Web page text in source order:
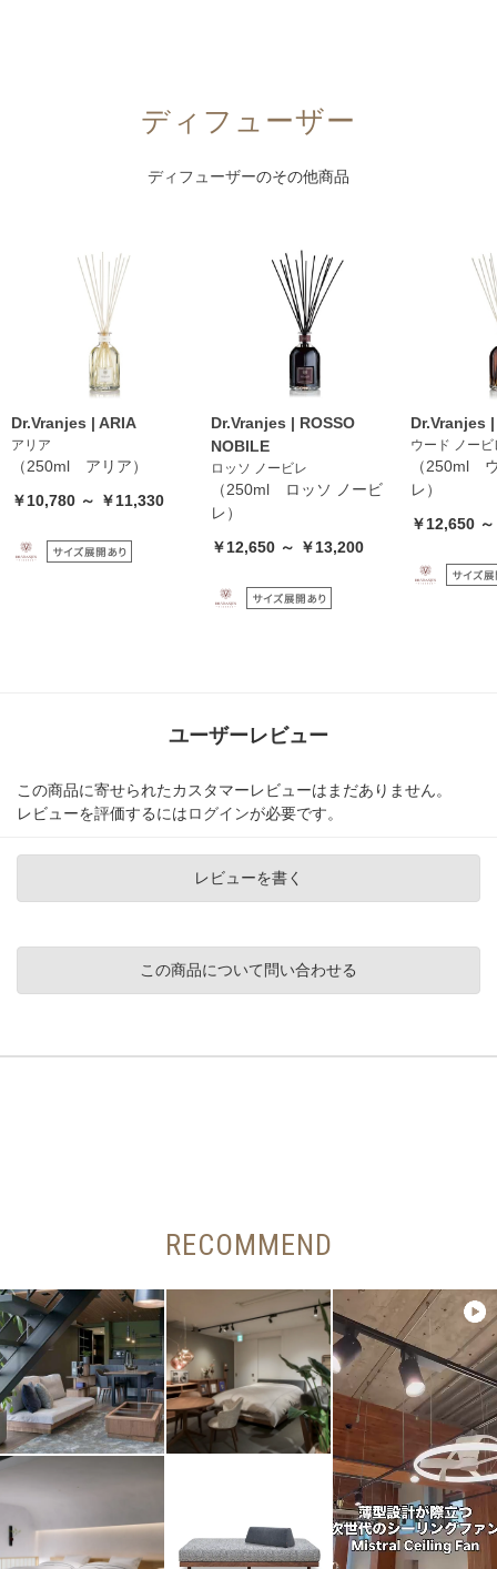
ディフューザー
ディフューザーのその他商品
Dr.Vranjes | ARIA
アリア
（250ml アリア）
￥10,780 ～ ￥11,330
Dr.Vranjes | ROSSO
NOBILE
ロッソ ノービレ
（250ml ロッソ ノービ
レ）
￥12,650 ～ ￥13,200
Dr.Vranjes
ウード ノービ
（250ml
レ）
￥12,650
ユーザーレビュー
この商品に寄せられたカスタマーレビューはまだありません。
レビューを評価するにはログインが必要です。
レビューを書く
この商品について問い合わせる
RECOMMEND